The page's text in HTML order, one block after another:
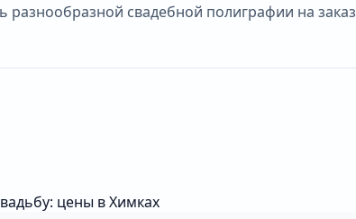
разнообразной свадебной полиграфии на
цены в Химках